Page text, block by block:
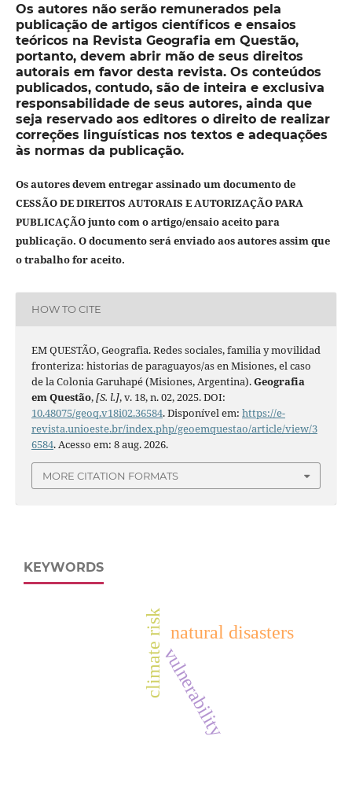
Os autores não serão remunerados pela
publicação de artigos científicos e ensaios
teóricos na Revista Geografia em Questão,
portanto, devem abrir mão de seus direitos
autorais em favor desta revista. Os conteúdos
publicados, contudo, são de inteira e exclusiva
responsabilidade de seus autores, ainda que
seja reservado aos editores o direito de realizar
correções linguísticas nos textos e adequações
às normas da publicação.
Os autores devem entregar assinado um documento de
CESSÃO DE DIREITOS AUTORAIS E AUTORIZAÇÃO PARA
PUBLICAÇÃO junto com o artigo/ensaio aceito para
publicação. O documento será enviado aos autores assim que
o trabalho for aceito.
HOW TO CITE
EM QUESTÃO, Geografia. Redes sociales, familia y movilidad
fronteriza: historias de paraguayos/as en Misiones, el caso
de la Colonia Garuhapé (Misiones, Argentina).Geografia
em Questão,[S. l.], v. 18, n. 02, 2025. DOI:
10.48075/geoq.v18i02.36584. Disponível em: https://e-
revista.unioeste.br/index.php/geoemquestao/article/view/3
6584. Acesso em: 8 aug. 2026.
MORE CITATION FORMATS
KEYWORDS
vulnerability
climate risk natural disasters